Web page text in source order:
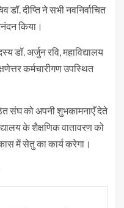
दीप्ति ने सभी नवनिर्वाचित
किया।
डॉ. अर्जुन रवि, महाविद्यालय
कर्मचारीगण उपस्थित
संघ को अपनी शुभकामनाएँ देते
के शैक्षणिक वातावरण को
में सेतु का कार्य करेगा।